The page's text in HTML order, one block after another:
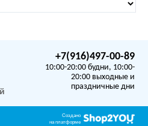
+7(916)497-00-89
10:00-20:00 будни, 10:00-
20:00 выходные и
праздничные дни
Создано
на платформе